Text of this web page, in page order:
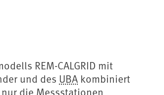
REM-CALGRID mit
und des UBA kombiniert
die Messstationen